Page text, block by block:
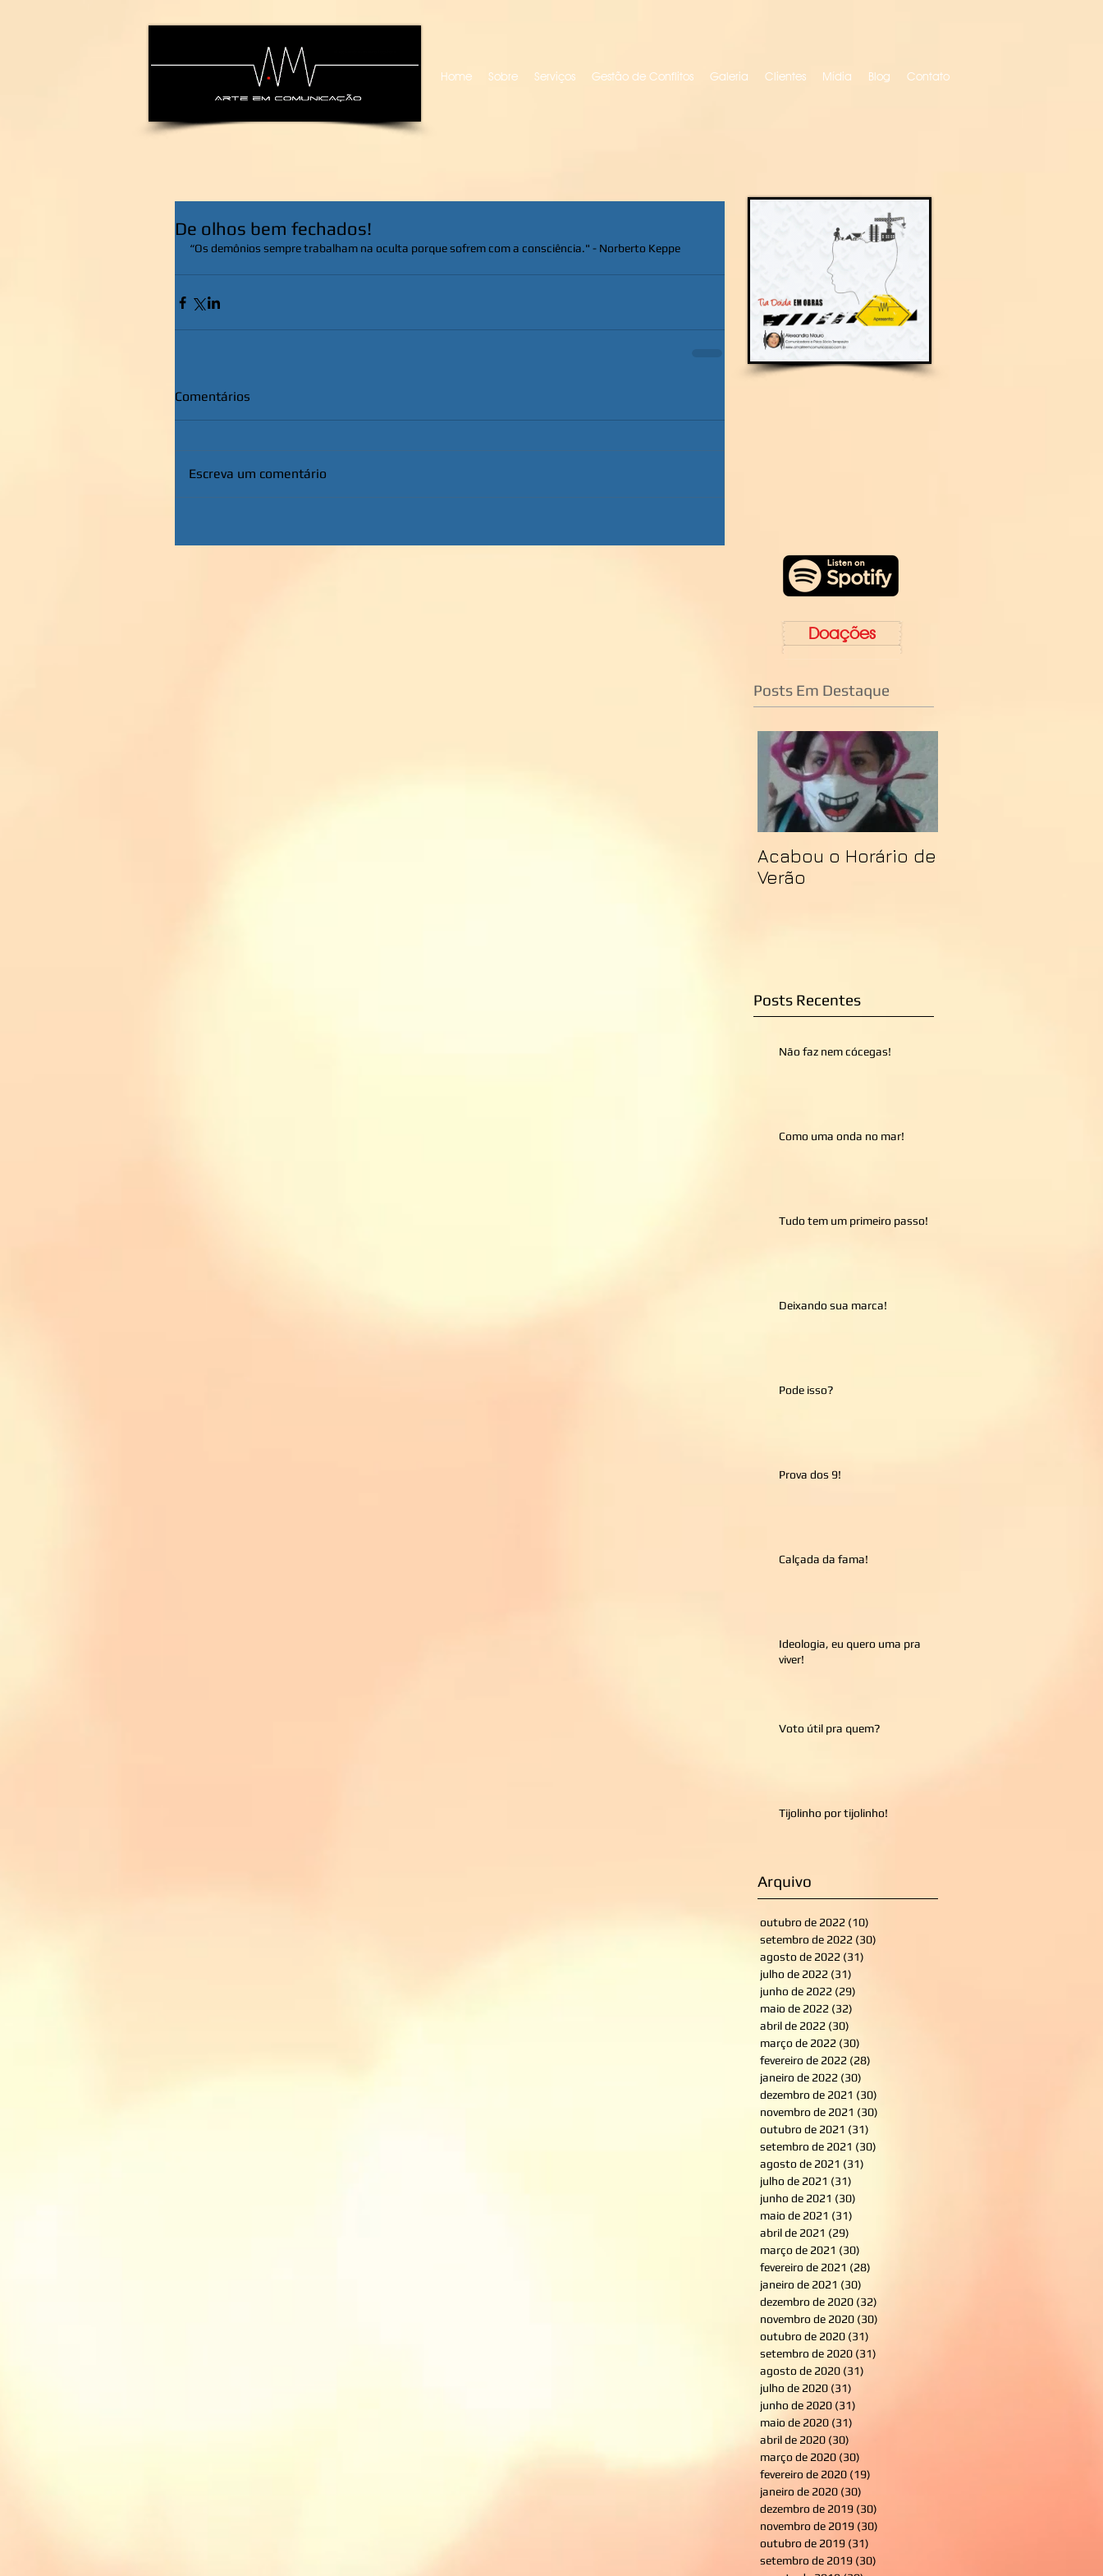
Home Sobre Serviços Gestão de Conflitos Galeria Clientes Mídia Blog Contato
De olhos bem fechados!
“Os demônios sempre trabalham na oculta porque sofrem com a consciência." - Norberto Keppe
Comentários
Escreva um comentário
Doações
Posts Em Destaque
Acabou o Horário de
Verão
Posts Recentes
Não faz nem cócegas!
Como uma onda no mar!
Tudo tem um primeiro passo!
Deixando sua marca!
Pode isso?
Prova dos 9!
Calçada da fama!
Ideologia, eu quero uma pra
viver!
Voto útil pra quem?
Tijolinho por tijolinho!
Arquivo
outubro de 2022 (10)
setembro de 2022 (30)
agosto de 2022 (31)
julho de 2022 (31)
junho de 2022 (29)
maio de 2022 (32)
abril de 2022 (30)
março de 2022 (30)
fevereiro de 2022 (28)
janeiro de 2022 (30)
dezembro de 2021 (30)
novembro de 2021 (30)
outubro de 2021 (31)
setembro de 2021 (30)
agosto de 2021 (31)
julho de 2021 (31)
junho de 2021 (30)
maio de 2021 (31)
abril de 2021 (29)
março de 2021 (30)
fevereiro de 2021 (28)
janeiro de 2021 (30)
dezembro de 2020 (32)
novembro de 2020 (30)
outubro de 2020 (31)
setembro de 2020 (31)
agosto de 2020 (31)
julho de 2020 (31)
junho de 2020 (31)
maio de 2020 (31)
abril de 2020 (30)
março de 2020 (30)
fevereiro de 2020 (19)
janeiro de 2020 (30)
dezembro de 2019 (30)
novembro de 2019 (30)
outubro de 2019 (31)
setembro de 2019 (30)